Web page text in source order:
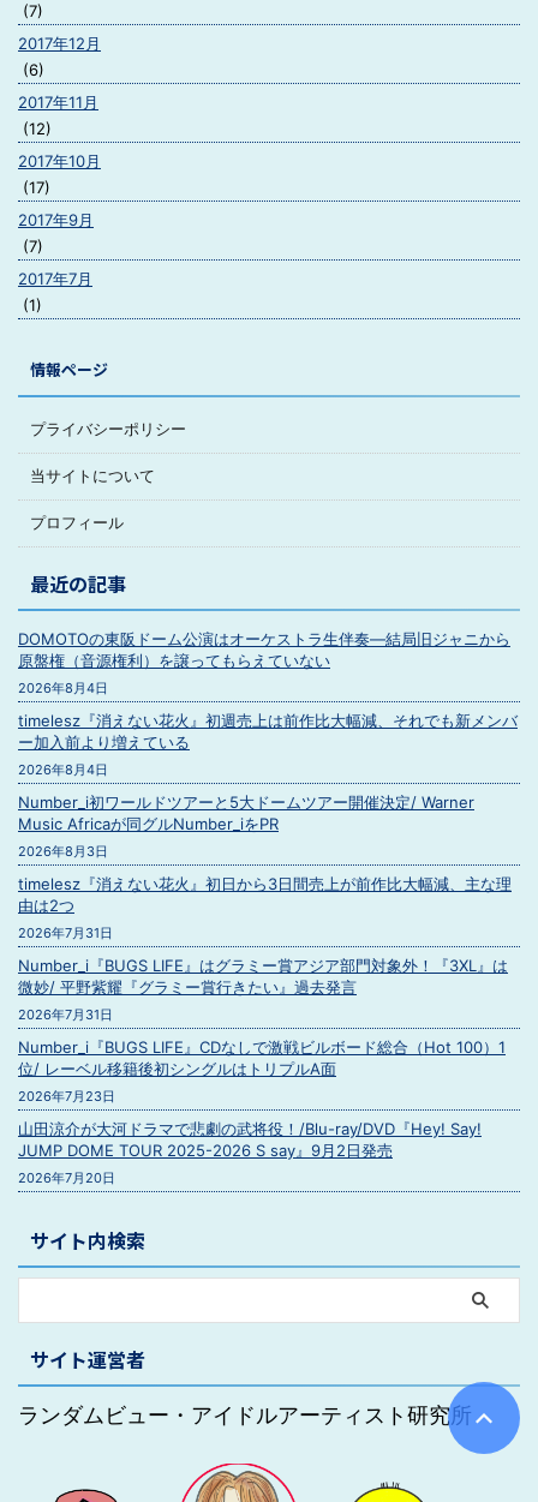
(7)
2017年12月
(6)
2017年11月
(12)
2017年10月
(17)
2017年9月
(7)
2017年7月
(1)
情報ページ
プライバシーポリシー
当サイトについて
プロフィール
最近の記事
DOMOTOの東阪ドーム公演はオーケストラ生伴奏―結局旧ジャニから
原盤権（音源権利）を譲ってもらえていない
2026年8月4日
timelesz『消えない花火』初週売上は前作比大幅減、それでも新メンバ
ー加入前より増えている
2026年8月4日
Number_i初ワールドツアーと5大ドームツアー開催決定/ Warner
Music Africaが同グルNumber_iをPR
2026年8月3日
timelesz『消えない花火』初日から3日間売上が前作比大幅減、主な理
由は2つ
2026年7月31日
Number_i『BUGS LIFE』はグラミー賞アジア部門対象外！『3XL』は
微妙/ 平野紫耀『グラミー賞行きたい』過去発言
2026年7月31日
Number_i『BUGS LIFE』CDなしで激戦ビルボード総合（Hot 100）1
位/ レーベル移籍後初シングルはトリプルA面
2026年7月23日
山田涼介が大河ドラマで悲劇の武将役！/Blu-ray/DVD『Hey! Say!
JUMP DOME TOUR 2025-2026 S say』9月2日発売
2026年7月20日
サイト内検索
サイト運営者
ランダムビュー・アイドルアーティスト研究所